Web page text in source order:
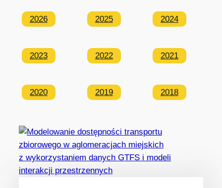
2026 2025 2024
2023 2022 2021
2020 2019 2018